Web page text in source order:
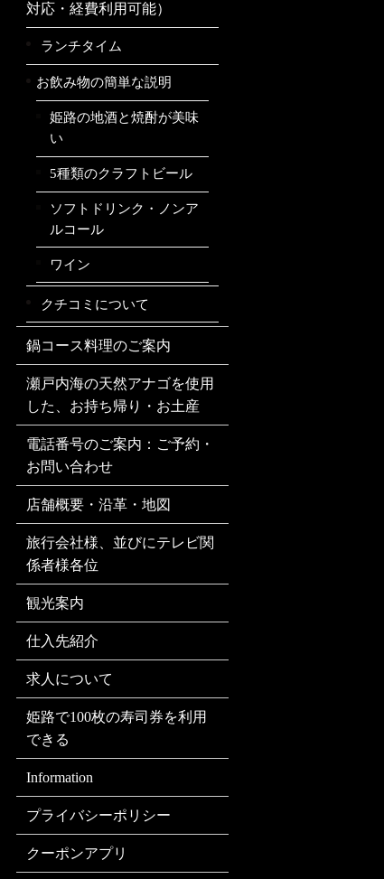
対応・経費利用可能）
ランチタイム
お飲み物の簡単な説明
姫路の地酒と焼酎が美味
い
5種類のクラフトビール
ソフトドリンク・ノンア
ルコール
ワイン
クチコミについて
鍋コース料理のご案内
瀬戸内海の天然アナゴを使用
した、お持ち帰り・お土産
電話番号のご案内：ご予約・
お問い合わせ
店舗概要・沿革・地図
旅行会社様、並びにテレビ関
係者様各位
観光案内
仕入先紹介
求人について
姫路で100枚の寿司券を利用
できる
Information
プライバシーポリシー
クーポンアプリ